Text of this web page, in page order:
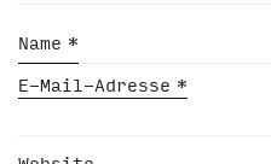
Name *
E-Mail-Adresse *